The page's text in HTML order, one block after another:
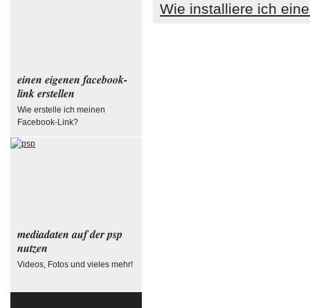
Wie installiere ich
einen eigenen facebook-
link erstellen
Wie erstelle ich meinen
Facebook-Link?
mediadaten auf der psp
nutzen
Videos, Fotos und vieles mehr!